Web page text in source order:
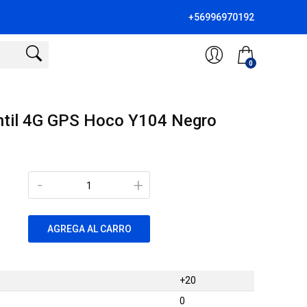
+56996970192
0
4G GPS Hoco Y104 Negro
+
-
AGREGA AL CARRO
+20
0